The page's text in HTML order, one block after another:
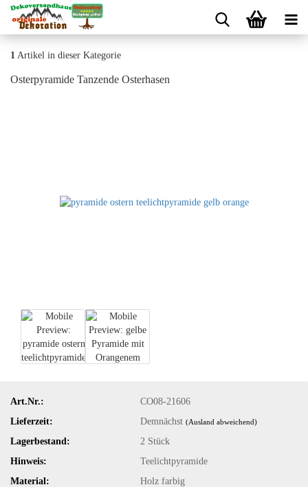
1 Artikel in dieser Kategorie
Osterpyramide Tanzende Osterhasen
Art.Nr.:
CO08-21606
Lieferzeit:
Demnächst(Ausland abweichend)
Lagerbestand: 2 Stück
Hinweis:
Teelichtpyramide
Material:
Holz farbig